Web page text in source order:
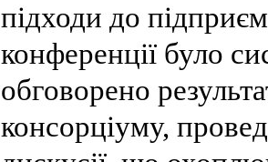
підходи до
конференції було
обговорено
консорціуму,